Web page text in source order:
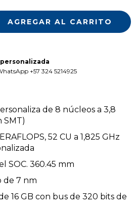
+57 324 5214925
de 8 núcleos a 3,8
SMT)
52 CU a 1,825 GHz
SOC. 360.45 mm
de 7 nm
16 GB con bus de 320 bits de